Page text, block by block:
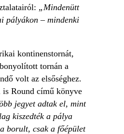
„Mindenütt
pályákon – mindenki
kontinenstornát,
tornán a
volt az elsőséghez.
Round című könyve
jegyet adtak el, mint
kiszedték a pálya
borult, csak a főépület